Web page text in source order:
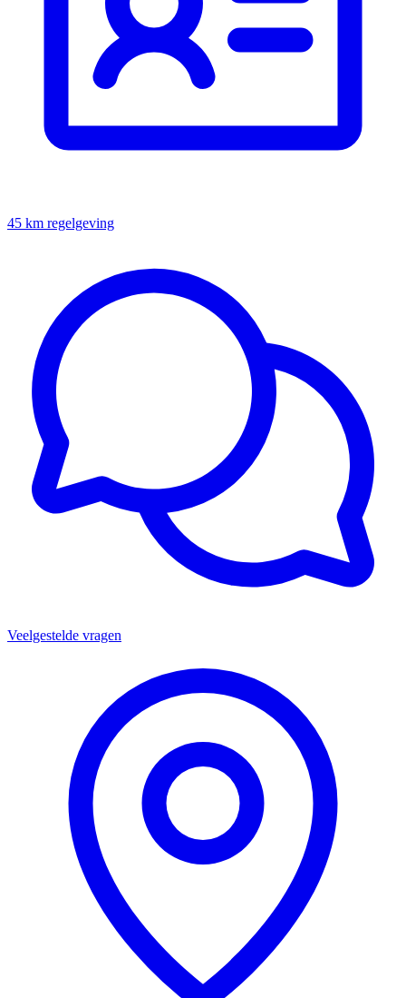
45 km regelgeving
Veelgestelde vragen